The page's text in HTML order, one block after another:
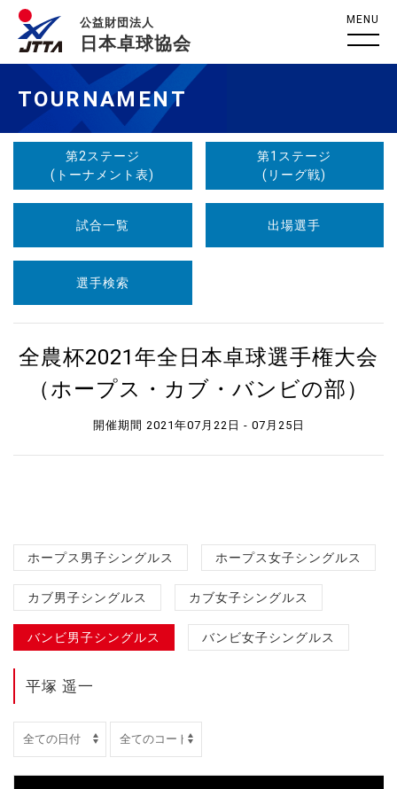
公益財団法人
日本卓球協会
MENU
TOURNAMENT
第2ステージ
(トーナメント表)
第1ステージ
(リーグ戦)
試合一覧 出場選手
選手検索
全農杯2021年全日本卓球選手権大会
（ホープス・カブ・バンビの部）
開催期間 2021年07月22日 - 07月25日
ホープス男子シングルス ホープス女子シングルス
カブ男子シングルス カブ女子シングルス
バンビ男子シングルス バンビ女子シングルス
平塚 遥一